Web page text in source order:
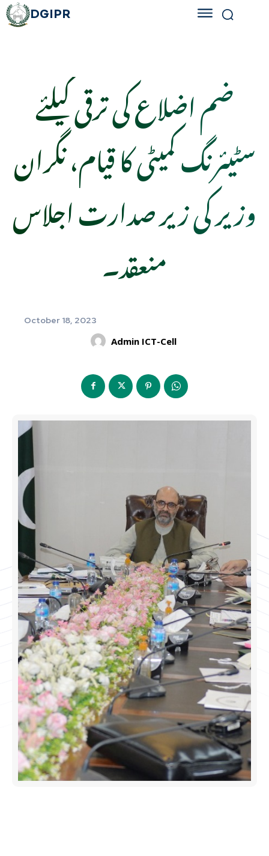
DGIPR
ضم اضلاع کی ترقی کیلئے
سٹیئرنگ کمیٹی کا قیام، نگران
وزیر کی زیر صدارت اجلاس
منعقد۔
October 18, 2023
Admin ICT-Cell